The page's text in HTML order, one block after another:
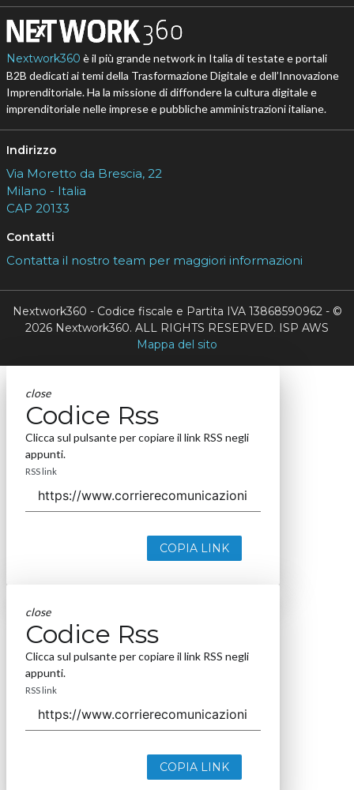
Nextwork360 è il più grande network in Italia di testate e portali
B2B dedicati ai temi della Trasformazione Digitale e dell’Innovazione
Imprenditoriale. Ha la missione di diffondere la cultura digitale e
imprenditoriale nelle imprese e pubbliche amministrazioni italiane.
Indirizzo
Via Moretto da Brescia, 22
Milano - Italia
CAP 20133
Contatti
Contatta il nostro team per maggiori informazioni
Nextwork360 - Codice fiscale e Partita IVA 13868590962 - ©
2026 Nextwork360. ALL RIGHTS RESERVED. ISP AWS
Mappa del sito
close
Codice Rss
Clicca sul pulsante per copiare il link RSS negli
appunti.
RSS link
COPIA LINK
close
Codice Rss
Clicca sul pulsante per copiare il link RSS negli
appunti.
RSS link
COPIA LINK